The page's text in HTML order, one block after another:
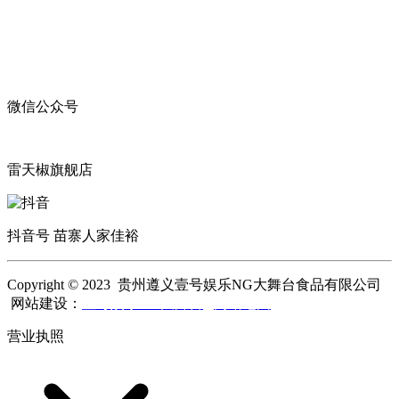
微信公众号
雷天椒旗舰店
抖音号 苗寨人家佳裕
Copyright © 2023 贵州遵义壹号娱乐NG大舞台食品有限公司
网站建设：
营业执照